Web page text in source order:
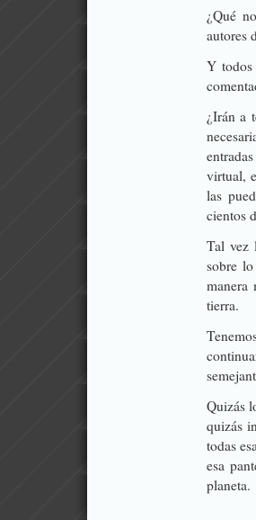
¿Qué
autores
Y todos
¿Irán a
virtual,
las
cientos
Tal vez
sobre
manera
tierra.
Quizás
quizás
todas
esa
planeta.